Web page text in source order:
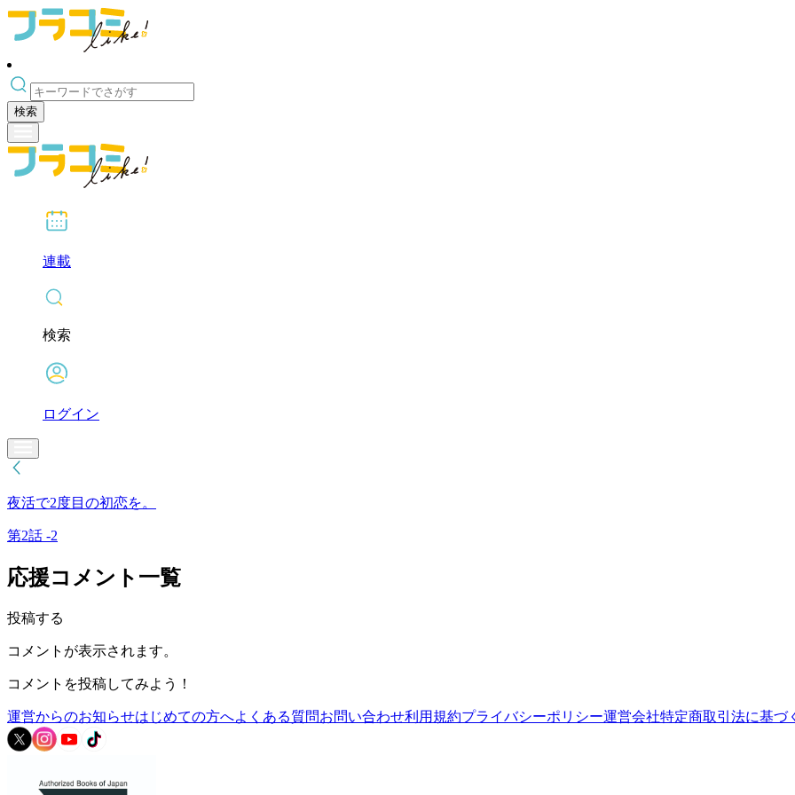
検索
連載
検索
ログイン
夜活で2度目の初恋を。
第2話 -2
応援コメント一覧
投稿する
コメントが表示されます。
コメントを投稿してみよう！
運営からのお知らせはじめての方へよくある質問お問い合わせ利用規約プライバシーポリシー運営会社特定商取引法に基づ